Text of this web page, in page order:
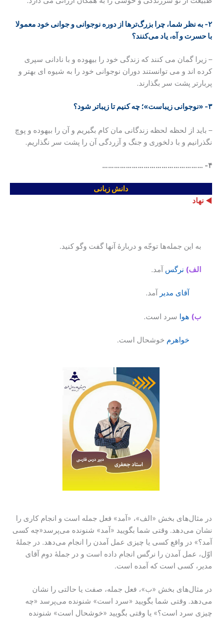
۲- به نظر شما، چرا بزرگ‌ترها از دوره نوجوانی و جوانی خود معمولا
با حسرت و آه، یاد ‌می‌کنند؟
– زیرا گمان می کنند که زندگی خود را بیهوده و با نادانی سپری
کرده اند و می توانستند دوران نوجوانی خود را به شیوه ای بهتر و
پربارتر پشت سر بگذارند.
۳- «نوجوانی زیباست»؛ چه کنیم تا زیباتر شود؟
– باید از لحظه لحظه زندگانی مان کام بگیریم و آن را بیهوده و پوچ
نگذرانیم و با دلخوری و جنگ و آزردگی آن را پشت سر نگذاریم.
۴- ……………………………………………
دانش زبانی
◄ نهاد
به این جمله‌ها توجّه و دربارهٔ آنها گفت وگو کنید.
الف) نرگس آمد.
آقای مدیر آمد.
ب) هوا سرد است.
خواهرم خوشحال است.
در مثال‌های بخش «الف»، «آمد» فعل جمله است و انجام کاری را
نشان ‌می‌دهد. وقتی شما بگویید «آمد» شنونده ‌می‌پرسد«چه کسی
آمد؟» در واقع کسی یا چیزی عمل آمدن را انجام ‌می‌دهد. در جملهٔ
اوّل، عمل آمدن را نرگس انجام داده است و در جملهٔ دوم آقای
مدیر، کسی است که آمده است.
در مثال‌های بخش «ب»، فعل جمله، صفت یا حالتی را نشان
‌می‌دهد. وقتی شما بگویید «سرد است» شنونده ‌می‌پرسد «چه
چیزی سرد است؟» یا وقتی بگویید «خوشحال است» شنونده